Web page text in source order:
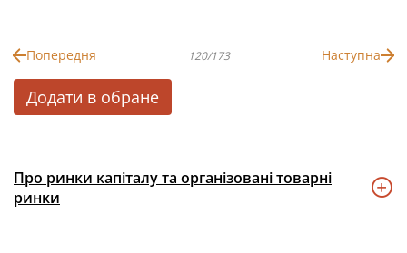
Попередня 120/173 Наступна
Додати в обране
Про ринки капіталу та організовані товарні
ринки